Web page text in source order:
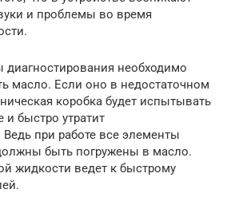
и проблемы во время
диагностирования необходимо
масло. Если оно в недостаточном
коробка будет испытывать
и быстро утратит
Ведь при работе все элементы
быть погружены в масло.
жидкости ведет к быстрому